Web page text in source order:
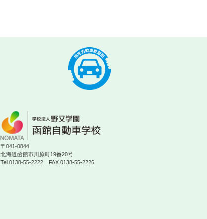
〒041-0844
北海道函館市川原町19番20号
Tel.0138-55-2222 FAX.0138-55-2226